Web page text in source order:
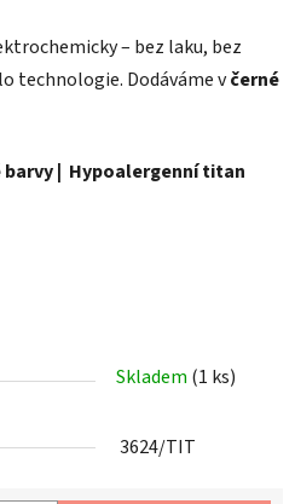
– bez laku, bez
technologie. Dodáváme včerné
| Hypoalergenní titan
Skladem (1 ks)
3624/TIT